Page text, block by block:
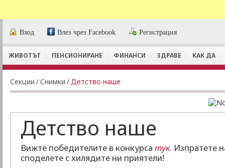
Вход Влез чрез Facebook Регистрация
ЖИВОТЪТ ПЕНСИОНИРАНЕ ФИНАНСИ ЗДРАВЕ КАК ДА
Секции /Снимки /Детство наше
Детство наше
Вижте победителите в конкурса тук. Изпратете
споделете с хилядите ни приятели!